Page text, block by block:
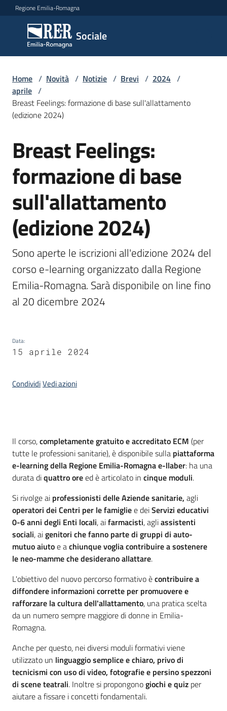
Vai al contenuto
Vai alla navigazione
Vai al footer
Regione Emilia-Romagna
Sociale
Sociale
Argomenti
Novità
Servizi
Leggi
Atti
Bandi
Piani
Programmi
Seguici
Home / Novità / Notizie / Brevi / 2024 /
aprile /
Breast Feelings: formazione di base sull'allattamento
(edizione 2024)
Salta al contenuto
Breast Feelings:
formazione di base
sull'allattamento
(edizione 2024)
Sono aperte le iscrizioni all'edizione 2024 del
corso e-learning organizzato dalla Regione
Emilia-Romagna. Sarà disponibile on line fino
al 20 dicembre 2024
Data:
15 aprile 2024
CondividiVedi azioni
Introduzione
Il corso,completamente gratuito e accreditato ECM (per
tutte le professioni sanitarie), è disponibile sulla piattaforma
e-learning della Regione Emilia-Romagna e-llaber: ha una
durata diquattro oreed è articolato in cinque moduli.
Si rivolge ai professionisti delle Aziende sanitarie, agli
operatori dei Centri per le famigliee deiServizi educativi
0-6 anni degli Enti locali, aifarmacisti, agliassistenti
sociali, aigenitori che fanno parte di gruppi di auto-
mutuo aiutoe achiunque voglia contribuire a sostenere
le neo-mamme che desiderano allattare.
L'obiettivo del nuovo percorso formativo ècontribuire a
diffondere informazioni corrette per promuovere e
rafforzare la cultura dell'allattamento, una pratica scelta
da un numero sempre maggiore di donne in Emilia-
Romagna.
Anche per questo, nei diversi moduli formativi viene
utilizzato un linguaggio semplice e chiaro, privo di
tecnicismi con uso di video, fotografie e persino spezzoni
di scene teatrali. Inoltre si propongonogiochi e quiz per
aiutare a fissare i concetti fondamentali.